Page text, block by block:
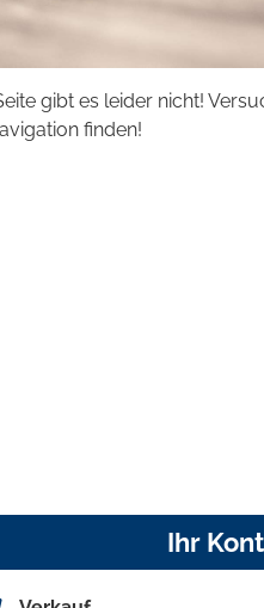
gibt es leider nicht!
finden!
Ihr